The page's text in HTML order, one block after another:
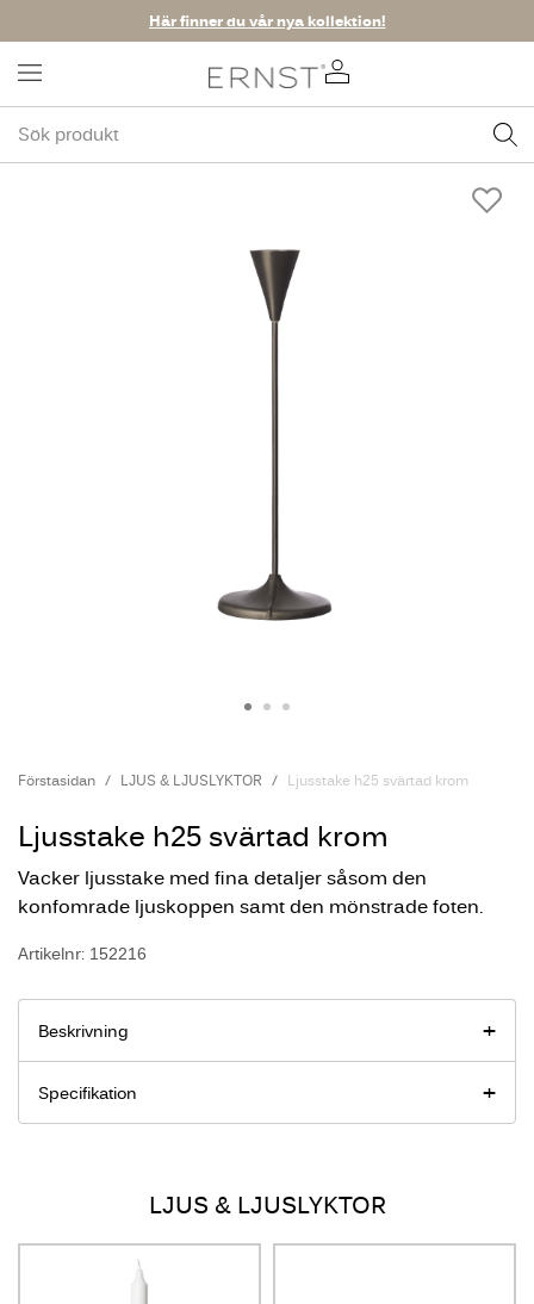
Här finner du vår nya kollektion!
Förstasidan LJUS & LJUSLYKTOR Ljusstake h25 svärtad krom
Ljusstake h25 svärtad krom
Vacker ljusstake med fina detaljer såsom den
konfomrade ljuskoppen samt den mönstrade foten.
Artikelnr: 152216
Beskrivning
Specifikation
LJUS & LJUSLYKTOR